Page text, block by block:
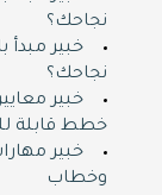
نجاحك؟
نجاحك؟
خطط قابلة
خبير
وخطاب